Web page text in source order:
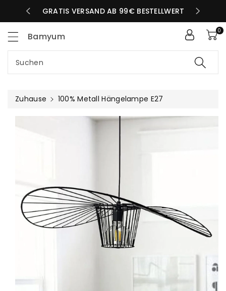
TAG GRATIS VERSAND AB 99€ BESTELLWERT
Bamyum
Suchen
0
Zuhause 100% Metall Hängelampe E27